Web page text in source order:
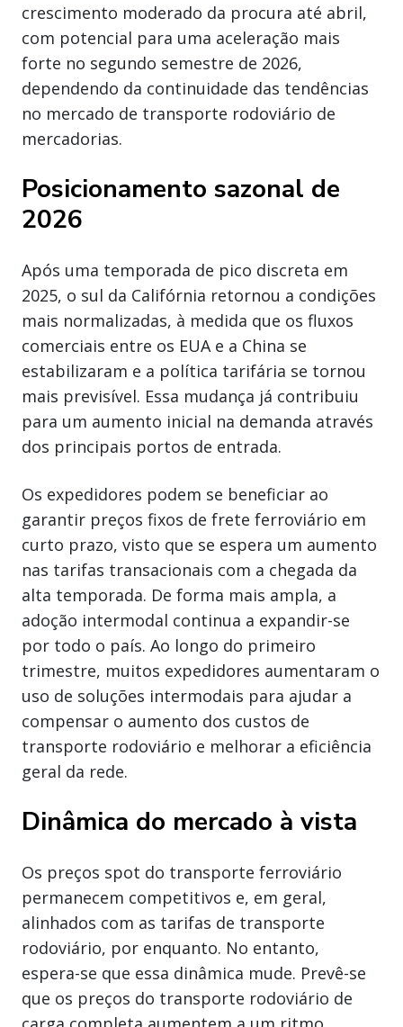
crescimento moderado da procura até abril,
com potencial para uma aceleração mais
forte no segundo semestre de 2026,
dependendo da continuidade das tendências
no mercado de transporte rodoviário de
mercadorias.
Posicionamento sazonal de
2026
Após uma temporada de pico discreta em
2025, o sul da Califórnia retornou a condições
mais normalizadas, à medida que os fluxos
comerciais entre os EUA e a China se
estabilizaram e a política tarifária se tornou
mais previsível. Essa mudança já contribuiu
para um aumento inicial na demanda através
dos principais portos de entrada.
Os expedidores podem se beneficiar ao
garantir preços fixos de frete ferroviário em
curto prazo, visto que se espera um aumento
nas tarifas transacionais com a chegada da
alta temporada. De forma mais ampla, a
adoção intermodal continua a expandir-se
por todo o país. Ao longo do primeiro
trimestre, muitos expedidores aumentaram o
uso de soluções intermodais para ajudar a
compensar o aumento dos custos de
transporte rodoviário e melhorar a eficiência
geral da rede.
Dinâmica do mercado à vista
Os preços spot do transporte ferroviário
permanecem competitivos e, em geral,
alinhados com as tarifas de transporte
rodoviário, por enquanto. No entanto,
espera-se que essa dinâmica mude. Prevê-se
que os preços do transporte rodoviário de